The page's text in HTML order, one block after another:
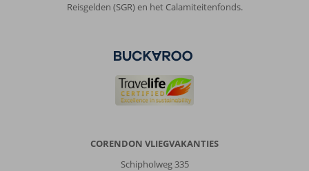
Reisgelden (SGR) en het Calamiteitenfonds.
CORENDON VLIEGVAKANTIES
Schipholweg 335